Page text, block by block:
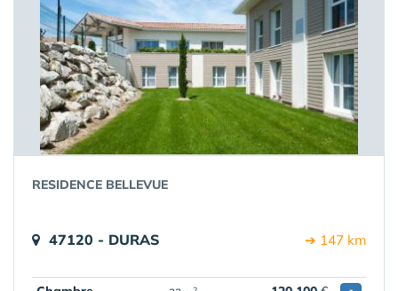
RESIDENCE BELLEVUE
47120 - DURAS ➔ 147 km